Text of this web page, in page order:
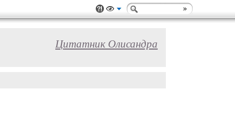
Цитатник Олисандра